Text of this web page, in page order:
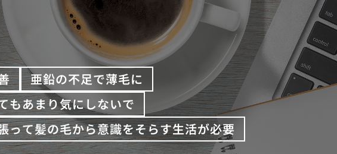
亜鉛の不足で薄毛に
もあまり気にしないで
って髪の毛から意識をそらす生活が必要